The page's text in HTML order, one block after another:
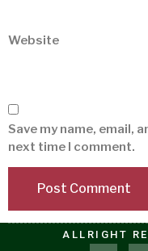
Website
Save my name, email,
next time I comment.
ALLRIGHT